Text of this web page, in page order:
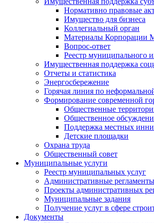
Нормативно правовые
Имущество для бизнеса
Коллегиальный орган
Материалы Корпорации
Вопрос-ответ
Реестр муниципального
Имущественная поддержка
Отчеты и статистика
Энергосбережение
Горячая линия по
Формирование современной
Общественные
Общественное
Поддержка местных
Детские площадки
Охрана труда
Общественный совет
Муниципальные услуги
Реестр муниципальных услуг
Административные регламенты
Проекты административных
Муниципальные задания
Получение услуг в сфере
Документы